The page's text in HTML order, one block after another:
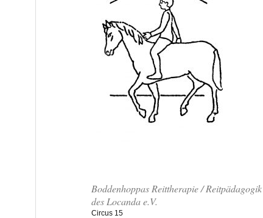
Boddenhoppas Reittherapie / Reitpädagogik
des Locanda e.V.
Circus 15